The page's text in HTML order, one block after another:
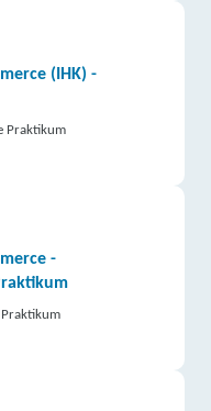
(IHK) -
Praktikum
-